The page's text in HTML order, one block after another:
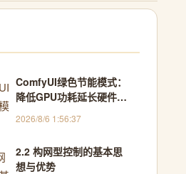
ComfyUI绿色节能模式：
降低GPU功耗延长硬件寿
2026/8/6 1:56:37
2.2 构网型控制的基本思
想与优势